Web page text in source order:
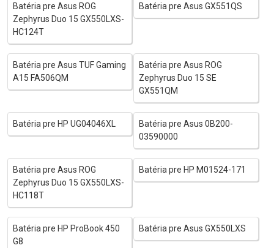
Batéria pre Asus ROG
Zephyrus Duo 15 GX550LXS-
HC124T
Batéria pre Asus GX551QS
Batéria pre Asus TUF Gaming
A15 FA506QM
Batéria pre Asus ROG
Zephyrus Duo 15 SE
GX551QM
Batéria pre HP UG04046XL
Batéria pre Asus 0B200-
03590000
Batéria pre Asus ROG
Zephyrus Duo 15 GX550LXS-
HC118T
Batéria pre HP M01524-171
Batéria pre HP ProBook 450
G8
Batéria pre Asus GX550LXS